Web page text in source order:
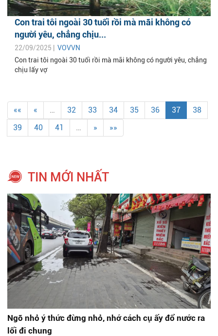
Con trai tôi ngoài 30 tuổi rồi mà mãi không có
người yêu, chẳng chịu...
22/09/2025 | VOVVN
Con trai tôi ngoài 30 tuổi rồi mà mãi không có người yêu, chẳng
chịu lấy vợ
«« « … 32 33 34 35 36 37
38
39
40 41 … » »»
TIN MỚI NHẤT
Ngõ nhỏ ý thức đừng nhỏ, nhớ cách cụ ấy đổ nước ra
lối đi chung